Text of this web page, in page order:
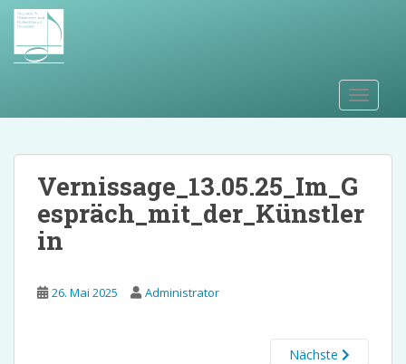
o
Vernissage_13.05.25_Im_G
espräch_mit_der_Künstler
in
26. Mai 2025 Administrator
Nächste